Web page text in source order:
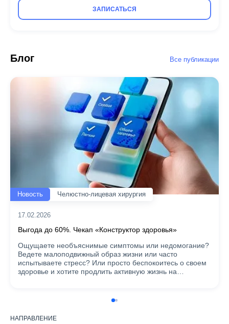
ЗАПИСАТЬСЯ
Блог Все публикации
Новость Челюстно-лицевая хирургия
17.02.2026
Выгода до 60%. Чекап «Конструктор здоровья»
Ощущаете необъяснимые симптомы или недомогание?
Ведете малоподвижный образ жизни или часто
испытываете стресс? Или просто беспокоитесь о своем
здоровье и хотите продлить активную жизнь на…
НАПРАВЛЕНИЕ